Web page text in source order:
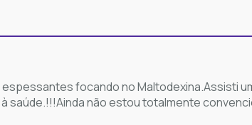
focando no Maltodexina.Assisti
saúde.!!!Ainda não estou totalmente